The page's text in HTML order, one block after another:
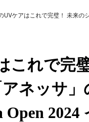
UVケアはこれで完璧！ 未来の
これで完
アネッサ
2024